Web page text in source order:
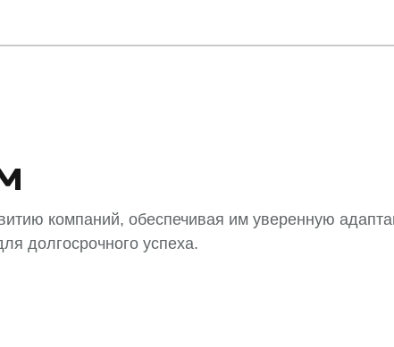
компаний, обеспечивая им уверенную
долгосрочного успеха.